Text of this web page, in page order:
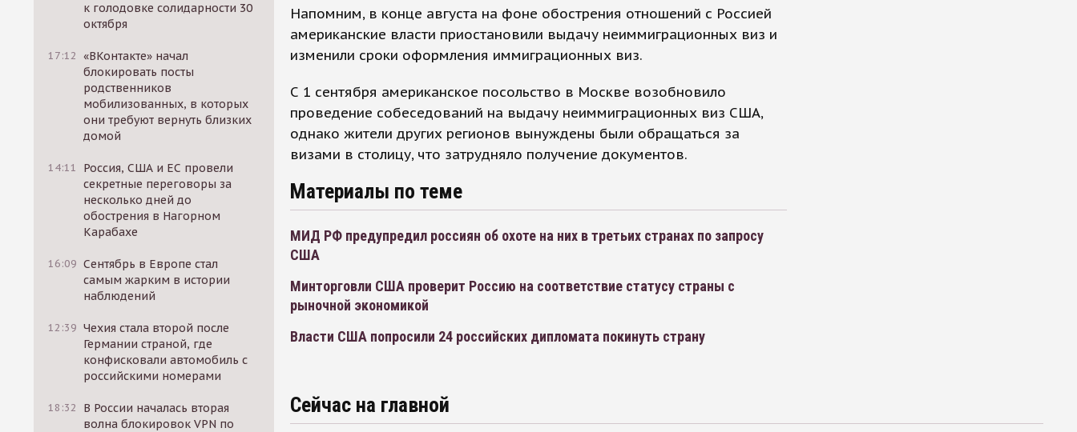
к голодовке солидарности 30
октября
17:12 «ВКонтакте» начал
блокировать посты
родственников
мобилизованных, в которых
они требуют вернуть близких
домой
14:11
Россия, США и ЕС провели
секретные переговоры за
несколько дней до
обострения в Нагорном
Карабахе
16:09 Сентябрь в Европе стал
самым жарким в истории
наблюдений
12:39 Чехия стала второй после
Германии страной, где
конфисковали автомобиль с
российскими номерами
18:32
В России началась вторая
волна блокировок VPN по
Напомним, в конце августа на фоне обострения отношений с Россией
американские власти приостановили выдачу неиммиграционных виз и
изменили сроки оформления иммиграционных виз.
С 1 сентября американское посольство в Москве возобновило
проведение собеседований на выдачу неиммиграционных виз США,
однако жители других регионов вынуждены были обращаться за
визами в столицу, что затрудняло получение документов.
Материалы по теме
МИД РФ предупредил россиян об охоте на них в третьих странах по запросу
США
Минторговли США проверит Россию на соответствие статусу страны с
рыночной экономикой
Власти США попросили 24 российских дипломата покинуть страну
Сейчас на главной